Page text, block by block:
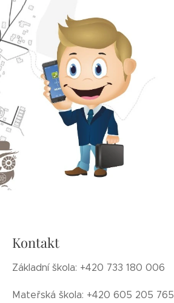
Kontakt
Základní škola: +420 733 180 006
Mateřská škola: +420 605 205 765